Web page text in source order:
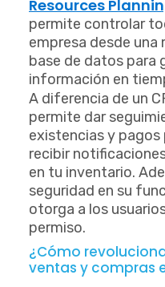
Resources
permite controlar
empresa desde
base de datos para
información en
A diferencia de un
permite dar
existencias y pagos
recibir
en tu inventario.
seguridad en su
otorga a los
permiso.
¿Cómo
ventas y compras